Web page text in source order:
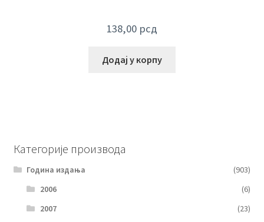
138,00 рсд
Додај у корпу
Категорије производа
Година издања
(903)
2006
(6)
2007
(23)